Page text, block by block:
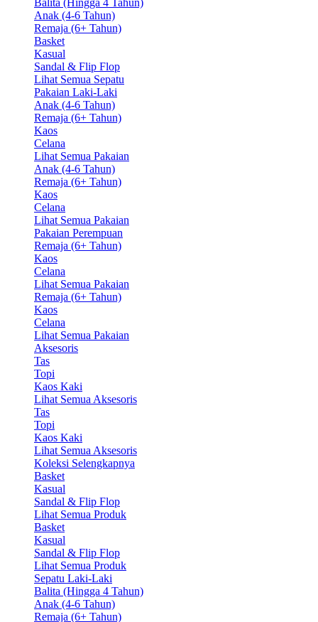
Balita (Hingga 4 Tahun)
Anak (4-6 Tahun)
Remaja (6+ Tahun)
Basket
Kasual
Sandal & Flip Flop
Lihat Semua Sepatu
Pakaian Laki-Laki
Anak (4-6 Tahun)
Remaja (6+ Tahun)
Kaos
Celana
Lihat Semua Pakaian
Anak (4-6 Tahun)
Remaja (6+ Tahun)
Kaos
Celana
Lihat Semua Pakaian
Pakaian Perempuan
Remaja (6+ Tahun)
Kaos
Celana
Lihat Semua Pakaian
Remaja (6+ Tahun)
Kaos
Celana
Lihat Semua Pakaian
Aksesoris
Tas
Topi
Kaos Kaki
Lihat Semua Aksesoris
Tas
Topi
Kaos Kaki
Lihat Semua Aksesoris
Koleksi Selengkapnya
Basket
Kasual
Sandal & Flip Flop
Lihat Semua Produk
Basket
Kasual
Sandal & Flip Flop
Lihat Semua Produk
Sepatu Laki-Laki
Balita (Hingga 4 Tahun)
Anak (4-6 Tahun)
Remaja (6+ Tahun)